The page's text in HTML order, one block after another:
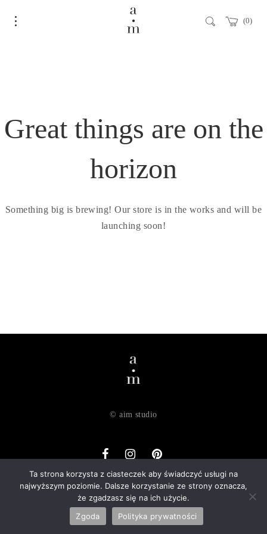
0
Great things are on the
horizon
Something big is brewing! Our store is in the works and will be
launching soon!
Ta strona korzysta z ciasteczek aby świadczyć usługi na
najwyższym poziomie. Dalsze korzystanie ze strony oznacza,
że zgadzasz się na ich użycie.
Zgoda
Polityka prywatności
© aim studio
o nas dostawa zwroty regulamin
polityka prywatności
kontakt